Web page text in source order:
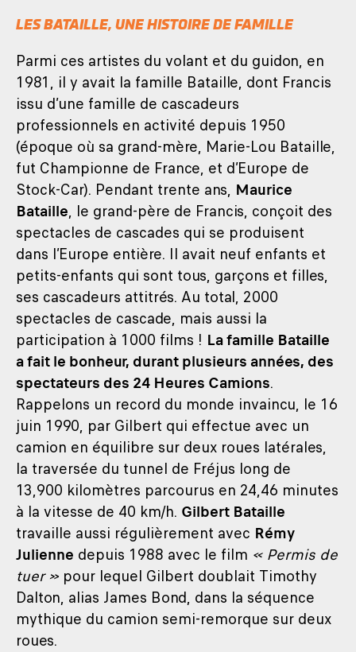
LES BATAILLE, UNE HISTOIRE DE FAMILLE
Parmi ces artistes du volant et du guidon, en
1981, il y avait la famille Bataille, dont Francis
issu d’une famille de cascadeurs
professionnels en activité depuis 1950
(époque où sa grand-mère, Marie-Lou Bataille,
fut Championne de France, et d’Europe de
Stock-Car). Pendant trente ans, Maurice
Bataille, le grand-père de Francis, conçoit des
spectacles de cascades qui se produisent
dans l’Europe entière. Il avait neuf enfants et
petits-enfants qui sont tous, garçons et filles,
ses cascadeurs attitrés. Au total, 2000
spectacles de cascade, mais aussi la
participation à 1000 films ! La famille Bataille
a fait le bonheur, durant plusieurs années, des
spectateurs des 24 Heures Camions.
Rappelons un record du monde invaincu, le 16
juin 1990, par Gilbert qui effectue avec un
camion en équilibre sur deux roues latérales,
la traversée du tunnel de Fréjus long de
13,900 kilomètres parcourus en 24,46 minutes
à la vitesse de 40 km/h. Gilbert Bataille
travaille aussi régulièrement avec Rémy
Julienne depuis 1988 avec le film « Permis de
tuer » pour lequel Gilbert doublait Timothy
Dalton, alias James Bond, dans la séquence
mythique du camion semi-remorque sur deux
roues.